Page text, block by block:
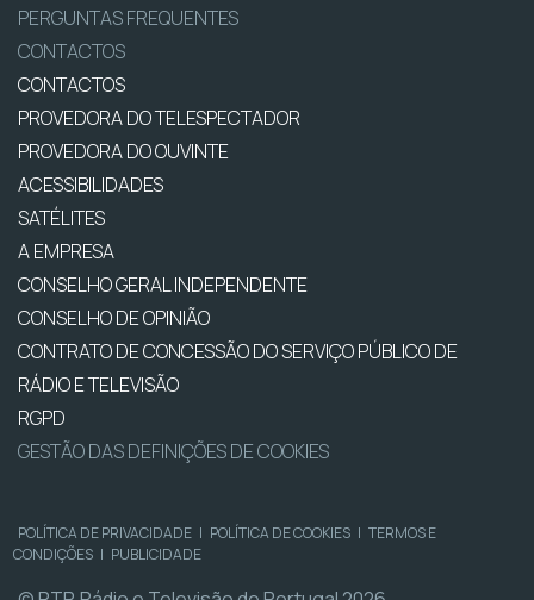
PERGUNTAS FREQUENTES
CONTACTOS
CONTACTOS
PROVEDORA DO TELESPECTADOR
PROVEDORA DO OUVINTE
ACESSIBILIDADES
SATÉLITES
A EMPRESA
CONSELHO GERAL INDEPENDENTE
CONSELHO DE OPINIÃO
CONTRATO DE CONCESSÃO DO SERVIÇO PÚBLICO DE
RÁDIO E TELEVISÃO
RGPD
GESTÃO DAS DEFINIÇÕES DE COOKIES
POLÍTICA DE PRIVACIDADE | POLÍTICA DE COOKIES | TERMOS E
CONDIÇÕES | PUBLICIDADE